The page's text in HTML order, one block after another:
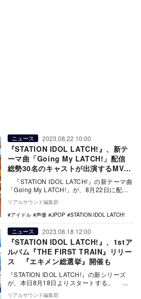
ニュース 2023.08.22 10:00
『STATION IDOL LATCH!』、新テ
ーマ曲「Going My LATCH!」配信
総勢30名のキャストが出演するMVも
公開
『STATION IDOL LATCH!』の新テーマ曲
「Going My LATCH!」が、8月22日に配信
リアルサウンド編集部
アイドル
声優 JPOP STATION IDOL LATCH!
ニュース 2023.08.18 12:00
『STATION IDOL LATCH!』、1stア
ルバム『THE FIRST TRAIN』リリー
ス 『エキメン総選挙』開催も
『STATION IDOL LATCH!』の新シリーズ
が、本日8月18日よりスタートする。 リ
ニューアルされたオフィシャ…
リアルサウンド編集部